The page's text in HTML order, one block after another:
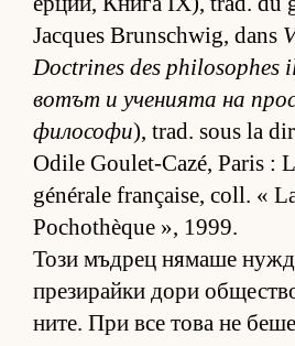
Jacques Brunschwig, dans
Doctrines des philosophes
во­тът и уче­ни­ята на
фи­ло­софи), trad. sous la
Odile Goulet-Cazé, Paris :
générale française, coll. «
Pochothèque », 1999.
Този мъд­рец ня­маше
пре­зи­райки дори
ни­те. При все това не